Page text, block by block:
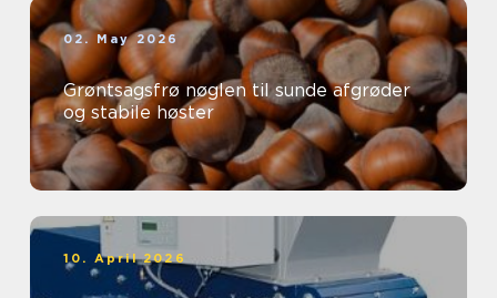
02. May 2026
Grøntsagsfrø nøglen til sunde afgrøder
og stabile høster
10. April 2026